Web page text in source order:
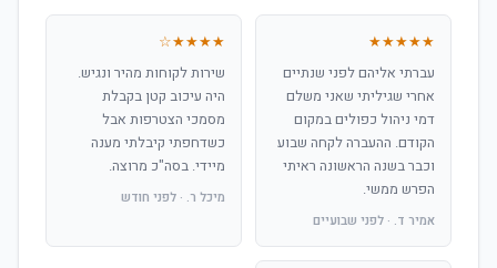
★★★★★
עברתי אליהם לפני שנתיים
אחרי שגיליתי שאני משלם
דמי ניהול כפולים במקום
הקודם. ההעברה לקחה שבוע
וכבר בשנה הראשונה ראיתי
הפרש ממשי.
אמיר ד. · לפני שבועיים
★★★★☆
שירות לקוחות מהיר ונגיש.
היה עיכוב קטן בקבלת
מסמכי הצטרפות אבל
כשדחפתי קיבלתי מענה
מיידי. בסה"כ מרוצה.
מיכל ר. · לפני חודש